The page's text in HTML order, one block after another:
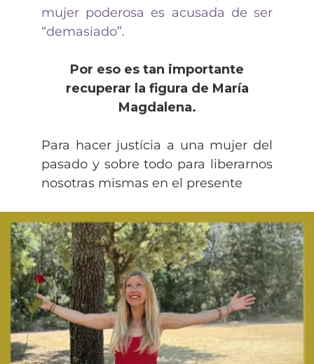
mujer poderosa es acusada de ser
“demasiado”.
Por eso es tan importante
recuperar la figura de María
Magdalena.
Para hacer justícia a una mujer del
pasado y sobre todo para liberarnos
nosotras mismas en el presente